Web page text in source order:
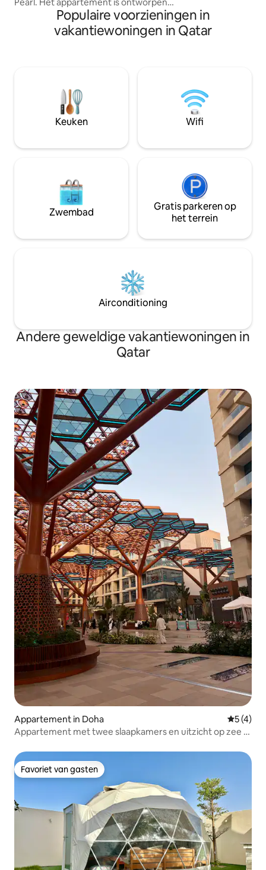
voor twee gasten en beschikt over een
queensize bed, een slaapbank, een
keuken, wifi en een speciale
het zwembad, de jacuzzi en toegang tot
het strand. Cafés, restaurants, een
supermarkt en de promenade aan het
water van Porto Arabia zijn allemaal in
vervoer ligt op ongeveer twee minuten
fitnessruimte,
Houd er rekening
geen toegang tot
niet inbegrepen
Inchecken om 15
12.00 uur!
Populaire voorzieningen in
vakantiewoningen in Qatar
Keuken Wifi
Zwembad
Gratis parkeren op
het terrein
Airconditioning
Andere geweldige vakantiewoningen in
Qatar
Appartement in Doha
5 (4)
Appartement met twee slaapkamers en uitzicht op zee +
Favoriet van gasten
Favoriet van gasten